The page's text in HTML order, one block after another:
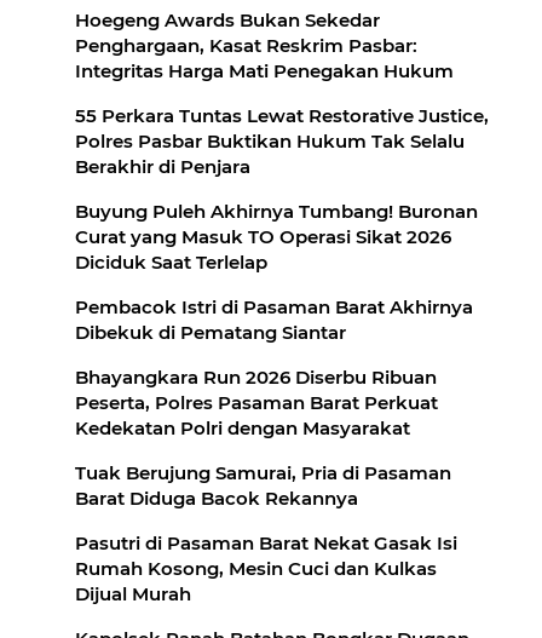
Hoegeng Awards Bukan Sekedar
Penghargaan, Kasat Reskrim Pasbar:
Integritas Harga Mati Penegakan Hukum
55 Perkara Tuntas Lewat Restorative Justice,
Polres Pasbar Buktikan Hukum Tak Selalu
Berakhir di Penjara
Buyung Puleh Akhirnya Tumbang! Buronan
Curat yang Masuk TO Operasi Sikat 2026
Diciduk Saat Terlelap
Pembacok Istri di Pasaman Barat Akhirnya
Dibekuk di Pematang Siantar
Bhayangkara Run 2026 Diserbu Ribuan
Peserta, Polres Pasaman Barat Perkuat
Kedekatan Polri dengan Masyarakat
Tuak Berujung Samurai, Pria di Pasaman
Barat Diduga Bacok Rekannya
Pasutri di Pasaman Barat Nekat Gasak Isi
Rumah Kosong, Mesin Cuci dan Kulkas
Dijual Murah